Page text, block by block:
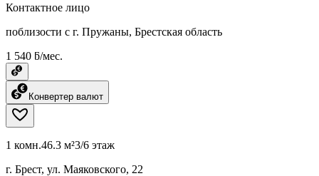
Контактное лицо
поблизости с г. Пружаны, Брестская область
1 540 ƃ/мес.
Конвертер валют
1 комн.46.3 м²3/6 этаж
г. Брест, ул. Маяковского, 22